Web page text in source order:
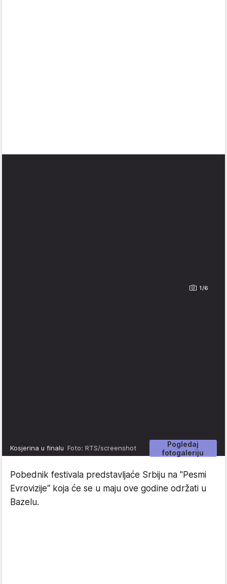
1/6
Pogledaj
fotogaleriju
Kosjerina u finalu Foto: RTS/screenshot
Pobednik festivala predstavljaće Srbiju na "Pesmi
Evrovizije“ koja će se u maju ove godine održati u
Bazelu.